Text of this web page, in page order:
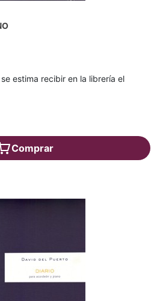
estima recibir en la librería el
Comprar